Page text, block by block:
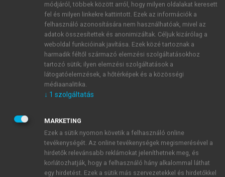
ÚJ FIÓK LÉTREHOZÁSA
1 óra díjmentes hozzáférés
E-MAIL-CÍM
JELSZÓ
JELSZÓ ÚJRA
módjáról, többek között arról, hogy milyen oldalakat keresett
fel és milyen linkekre kattintott. Ezek az információk a
felhasználó azonosítására nem használhatóak, mivel az
adatok összesítettek és anonimizáltak. Céljuk kizárólag a
weboldal funkcióinak javítása. Ezek közé tartoznak a
harmadik féltől származó elemzési szolgáltatásokhoz
tartozó sütik; ilyen elemzési szolgáltatások a
látogatóelemzések, a hőtérképek és a közösségi
médiaanalitika.
↓ 1 szolgáltatás
MARKETING
Ezek a sütik nyomon követik a felhasználó online
tevékenységét. Az online tevékenységek megismerésével a
hirdetők relevánsabb reklámokat jeleníthetnek meg, és
korlátozhatják, hogy a felhasználó hány alkalommal láthat
egy hirdetést. Ezek a sütik más szervezetekkel és hirdetőkkel